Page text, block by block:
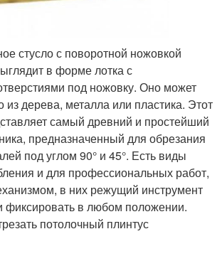
стусло с поворотной ножовкой
в форме лотка с
под ножовку. Оно может
из дерева, металла или пластика. Этот
самый древний и простейший
предназначенный для обрезания
под углом 90° и 45°. Есть виды
и для профессиональных работ,
в них режущий инструмент
фиксировать в любом положении.
потолочный плинтус